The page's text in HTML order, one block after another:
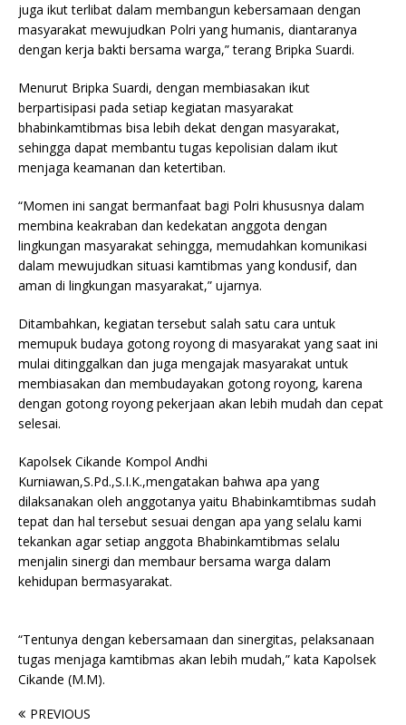
juga ikut terlibat dalam membangun kebersamaan dengan
masyarakat mewujudkan Polri yang humanis, diantaranya
dengan kerja bakti bersama warga,” terang Bripka Suardi.
Menurut Bripka Suardi, dengan membiasakan ikut
berpartisipasi pada setiap kegiatan masyarakat
bhabinkamtibmas bisa lebih dekat dengan masyarakat,
sehingga dapat membantu tugas kepolisian dalam ikut
menjaga keamanan dan ketertiban.
“Momen ini sangat bermanfaat bagi Polri khususnya dalam
membina keakraban dan kedekatan anggota dengan
lingkungan masyarakat sehingga, memudahkan komunikasi
dalam mewujudkan situasi kamtibmas yang kondusif, dan
aman di lingkungan masyarakat,” ujarnya.
Ditambahkan, kegiatan tersebut salah satu cara untuk
memupuk budaya gotong royong di masyarakat yang saat ini
mulai ditinggalkan dan juga mengajak masyarakat untuk
membiasakan dan membudayakan gotong royong, karena
dengan gotong royong pekerjaan akan lebih mudah dan cepat
selesai.
Kapolsek Cikande Kompol Andhi
Kurniawan,S.Pd.,S.I.K.,mengatakan bahwa apa yang
dilaksanakan oleh anggotanya yaitu Bhabinkamtibmas sudah
tepat dan hal tersebut sesuai dengan apa yang selalu kami
tekankan agar setiap anggota Bhabinkamtibmas selalu
menjalin sinergi dan membaur bersama warga dalam
kehidupan bermasyarakat.
“Tentunya dengan kebersamaan dan sinergitas, pelaksanaan
tugas menjaga kamtibmas akan lebih mudah,” kata Kapolsek
Cikande (M.M).
PREVIOUS